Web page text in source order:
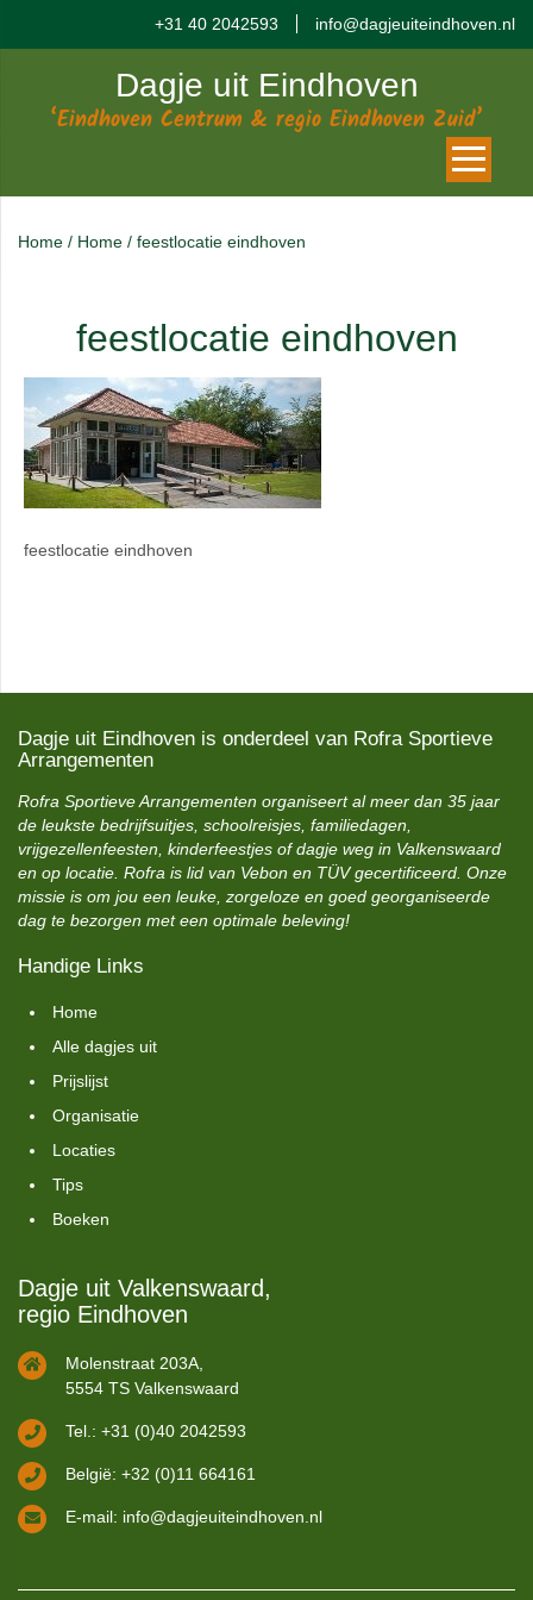
+31 40 2042593 info@dagjeuiteindhoven.nl
Dagje uit Eindhoven
‘Eindhoven Centrum & regio Eindhoven Zuid’
Home / Home / feestlocatie eindhoven
feestlocatie eindhoven
feestlocatie eindhoven
Dagje uit Eindhoven is onderdeel van Rofra Sportieve
Arrangementen
Rofra Sportieve Arrangementen organiseert al meer dan 35 jaar
de leukste bedrijfsuitjes, schoolreisjes, familiedagen,
vrijgezellenfeesten, kinderfeestjes of dagje weg in Valkenswaard
en op locatie. Rofra is lid van Vebon en TÜV gecertificeerd. Onze
missie is om jou een leuke, zorgeloze en goed georganiseerde
dag te bezorgen met een optimale beleving!
Handige Links
Home
Alle dagjes uit
Prijslijst
Organisatie
Locaties
Tips
Boeken
Dagje uit Valkenswaard,
regio Eindhoven
Molenstraat 203A,
5554 TS Valkenswaard
Tel.: +31 (0)40 2042593
België: +32 (0)11 664161
E-mail: info@dagjeuiteindhoven.nl